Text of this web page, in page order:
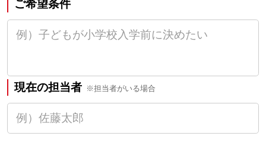
ご希望条件
現在の担当者 ※担当者がいる場合